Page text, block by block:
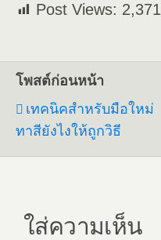
Post Views: 2,371
โพสต์ก่อนหน้า
เทคนิคสำหรับมือใหม่
ทาสียังไงให้ถูกวิธี
ใส่ความเห็น